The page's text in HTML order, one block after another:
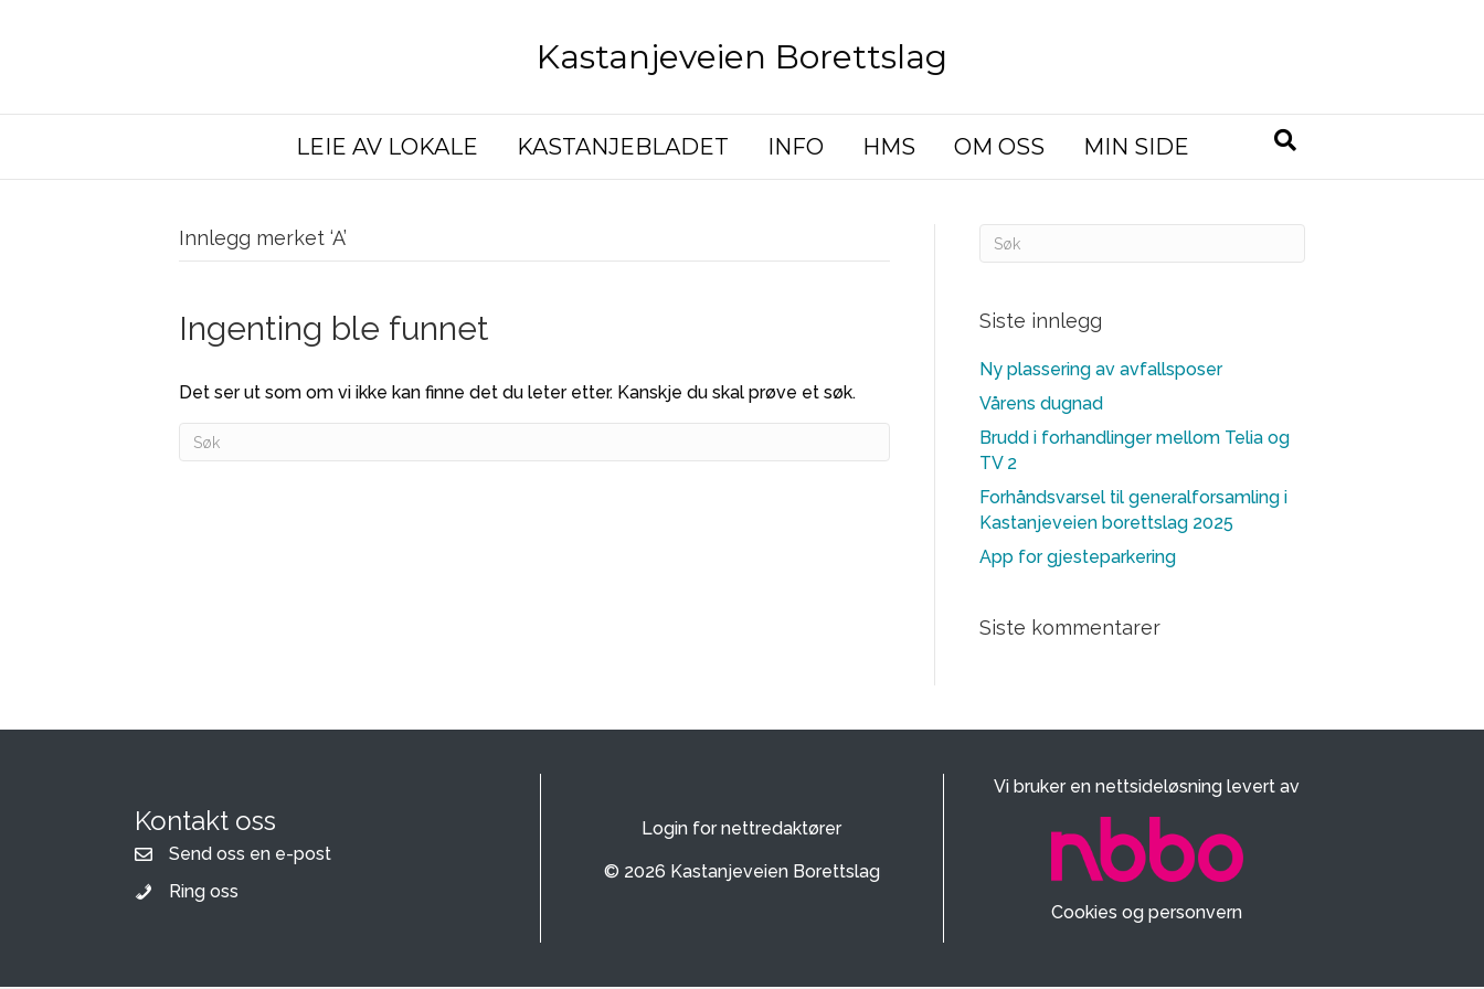
Kastanjeveien Borettslag
LEIE AV LOKALE KASTANJEBLADET INFO HMS OM OSS MIN SIDE
Innlegg merket ‘A’
Ingenting ble funnet
Det ser ut som om vi ikke kan finne det du leter etter. Kanskje du skal prøve et søk.
Siste innlegg
Ny plassering av avfallsposer
Vårens dugnad
Brudd i forhandlinger mellom Telia og
TV 2
Forhåndsvarsel til generalforsamling i
Kastanjeveien borettslag 2025
App for gjesteparkering
Siste kommentarer
Kontakt oss
Send oss en e-post
Ring oss
Login for nettredaktører
© 2026 Kastanjeveien Borettslag
Vi bruker en nettsideløsning levert av
Cookies og personvern